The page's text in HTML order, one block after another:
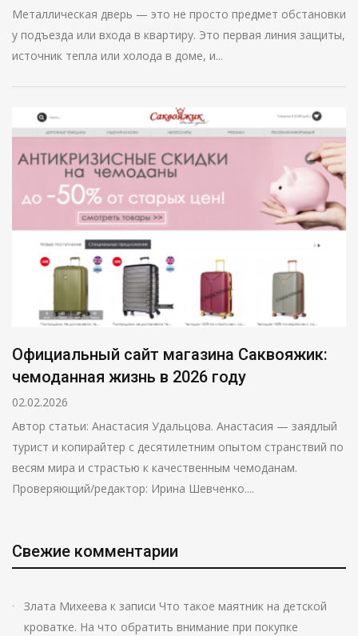
Металлическая дверь — это не просто предмет обстановки
у подъезда или входа в квартиру. Это первая линия защиты,
источник тепла или холода в доме, и...
Официальный сайт магазина Саквояжик:
чемоданная жизнь в 2026 году
02.02.2026
Автор статьи: Анастасия Удальцова. Анастасия — заядлый
турист и копирайтер с десятилетним опытом странствий по
весям мира и страстью к качественным чемоданам.
Проверяющий/редактор: Ирина Шевченко....
Свежие комментарии
Злата Михеева к записи Что такое маятник на детской
кроватке. На что обратить внимание при покупке